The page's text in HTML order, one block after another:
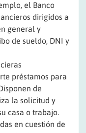
el Banco
dirigidos a
general y
de sueldo, DNI y
préstamos para
de
la solicitud y
casa o trabajo.
en cuestión de